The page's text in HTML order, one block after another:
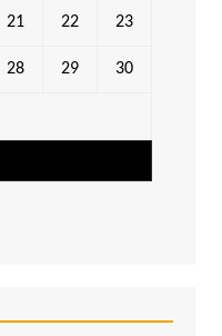
21 22 23
28 29 30